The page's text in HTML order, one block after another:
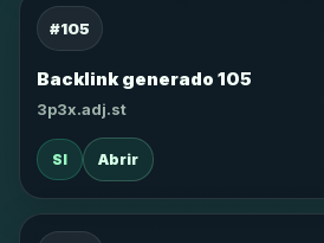
#105
Backlink generado 105
3p3x.adj.st
SI Abrir